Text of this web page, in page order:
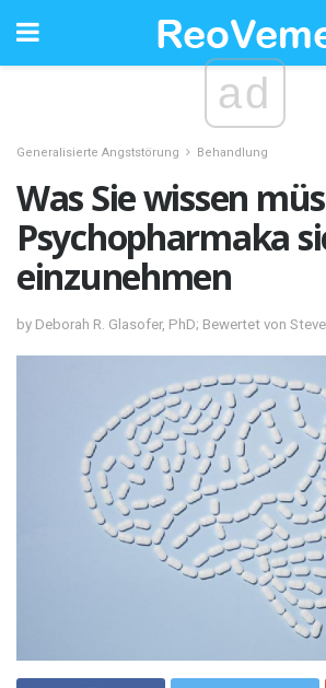
ad
Generalisierte Angststörung Behandlung
Was Sie wissen
Psychopharmaka
einzunehmen
by Deborah R. Glasofer, PhD; Bewertet von